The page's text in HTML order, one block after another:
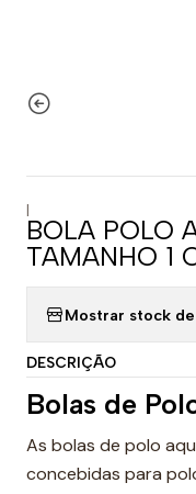
|
BOLA POLO
TAMANHO 1
Mostrar stock
DESCRIÇÃO
Bolas de
As bolas de polo
concebidas para